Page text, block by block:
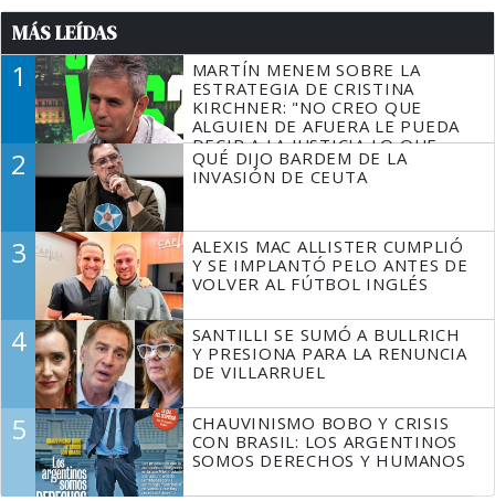
MÁS LEÍDAS
1
MARTÍN MENEM SOBRE LA
ESTRATEGIA DE CRISTINA
KIRCHNER: "NO CREO QUE
ALGUIEN DE AFUERA LE PUEDA
DECIR A LA JUSTICIA LO QUE
TIENE QUE HACER"
2
QUÉ DIJO BARDEM DE LA
INVASIÓN DE CEUTA
3
ALEXIS MAC ALLISTER CUMPLIÓ
Y SE IMPLANTÓ PELO ANTES DE
VOLVER AL FÚTBOL INGLÉS
4
SANTILLI SE SUMÓ A BULLRICH
Y PRESIONA PARA LA RENUNCIA
DE VILLARRUEL
5
CHAUVINISMO BOBO Y CRISIS
CON BRASIL: LOS ARGENTINOS
SOMOS DERECHOS Y HUMANOS